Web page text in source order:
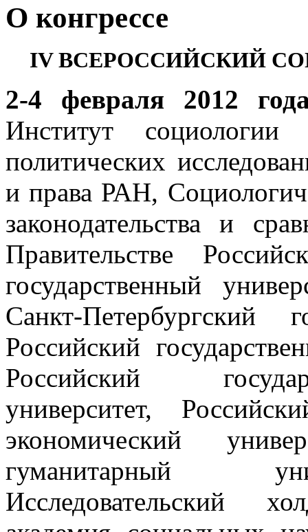
О конгрессе
IV ВСЕРОССИЙСКИЙ
2-4 февраля 2012
Институт
политических
и права РАН,
законодательства и
Правительстве
государственный
Санкт-Петербургский
Российский
Российский
университет,
экономический
гуманитарный
Исследовательский